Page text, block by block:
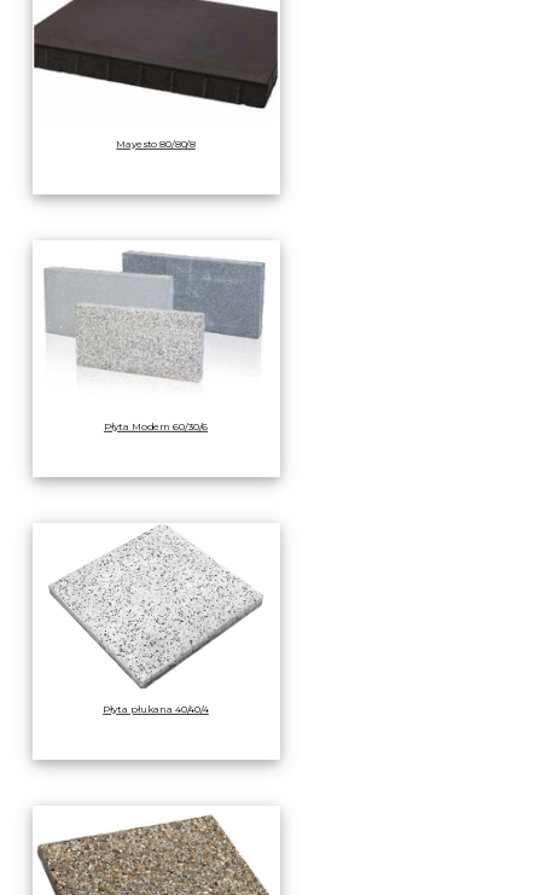
Mayesto 80/80/8
Płyta Modern 60/30/6
Płyta płukana 40/40/4